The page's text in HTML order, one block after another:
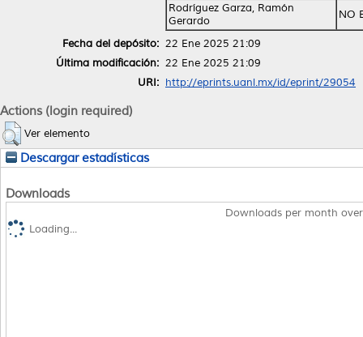
Rodríguez Garza, Ramón
Gerardo
NO
Fecha del depósito: 22 Ene 2025 21:09
Última modificación: 22 Ene 2025 21:09
URI: http://eprints.uanl.mx/id/eprint/29054
Actions (login required)
Ver elemento
Descargar estadísticas
Downloads
Downloads per month
Loading...